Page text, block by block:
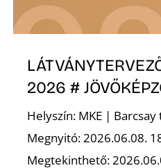
2026 #
Helyszín: MKE |
Megnyitó: 2026.06.08.
Megtekinthető: